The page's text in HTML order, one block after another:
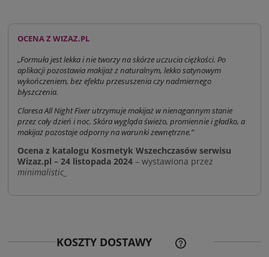
OCENA Z WIZAZ.PL
„Formuła jest lekka i nie tworzy na skórze uczucia ciężkości. Po
aplikacji pozostawia makijaż z naturalnym, lekko satynowym
wykończeniem, bez efektu przesuszenia czy nadmiernego
błyszczenia.
Claresa All Night Fixer utrzymuje makijaż w nienagannym stanie
przez cały dzień i noc. Skóra wygląda świeżo, promiennie i gładko, a
makijaż pozostaje odporny na warunki zewnętrzne.”
Ocena z katalogu Kosmetyk Wszechczasów serwisu
Wizaz.pl – 24 listopada 2024 – wystawiona przez
minimalistic_
KOSZTY DOSTAWY
CENA NIE ZAWIERA
KOSZTÓW PŁATNOŚCI